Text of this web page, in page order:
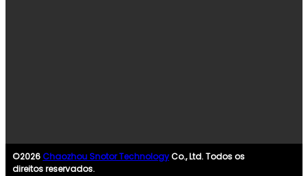
©2026Chaozhou Snotor TechnologyCo., Ltd. Todos os
direitos reservados.